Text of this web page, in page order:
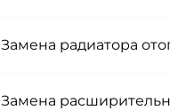
Замена радиатора
Замена